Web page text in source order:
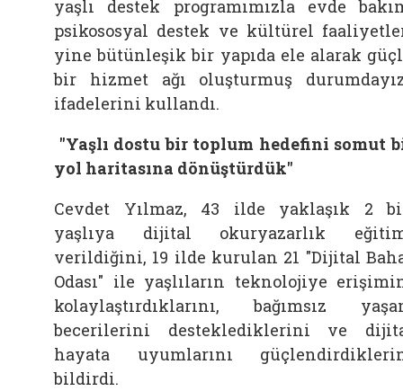
yaşlı destek programımızla evde
psikososyal destek ve kültürel
yine bütünleşik bir yapıda ele alarak
bir hizmet ağı oluşturmuş
ifadelerini kullandı.
"Yaşlı dostu bir toplum hedefini somut
yol haritasına dönüştürdük"
Cevdet Yılmaz, 43 ilde yaklaşık 2
yaşlıya dijital okuryazarlık
verildiğini, 19 ilde kurulan 21 "Dijital
Odası" ile yaşlıların teknolojiye
kolaylaştırdıklarını, bağımsız
becerilerini desteklediklerini ve
hayata uyumlarını
bildirdi.